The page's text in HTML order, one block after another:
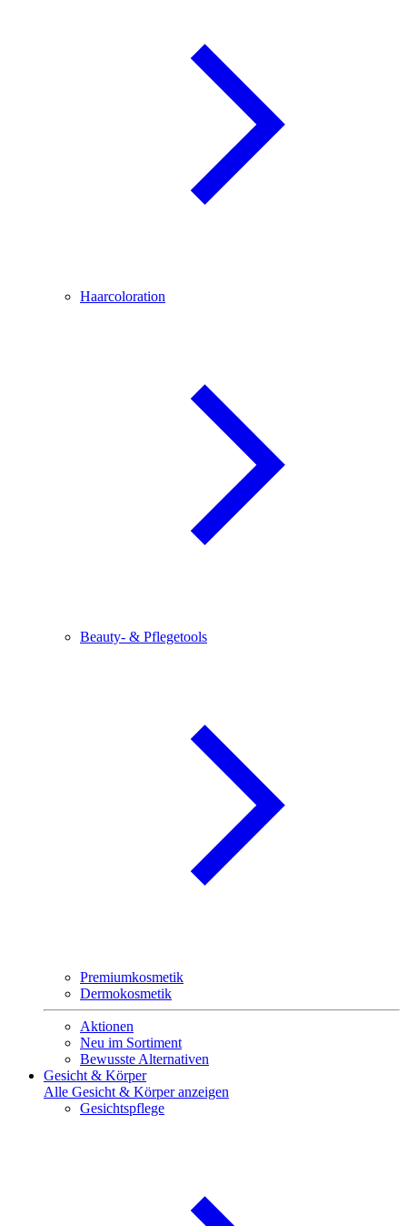
Haarcoloration
Beauty- & Pflegetools
Premiumkosmetik
Dermokosmetik
Aktionen
Neu im Sortiment
Bewusste Alternativen
Gesicht & Körper
Alle Gesicht & Körper anzeigen
Gesichtspflege